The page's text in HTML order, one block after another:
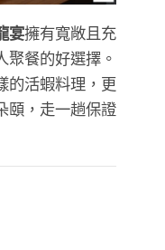
宴擁有寬敞且充
聚餐的好選擇。
的活蝦料理，更
頤，走一趟保證